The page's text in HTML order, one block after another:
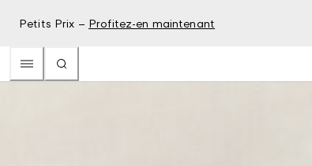
Petits Prix – Profitez-en maintenant